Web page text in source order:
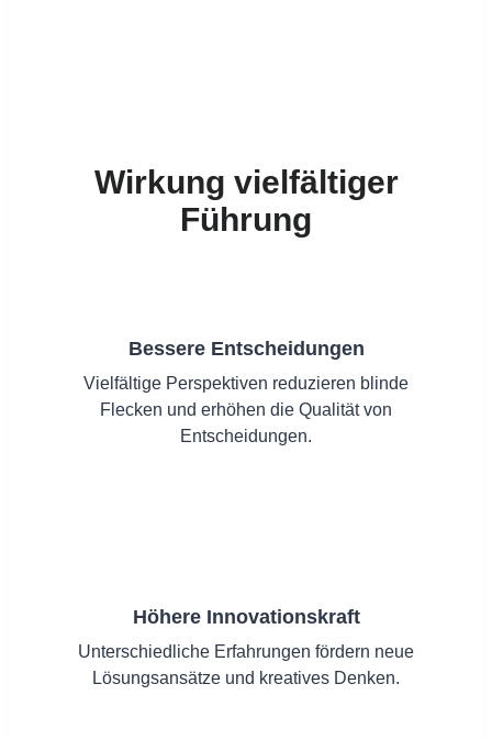
Wirkung vielfältiger
Führung
Bessere Entscheidungen
Vielfältige Perspektiven reduzieren blinde
Flecken und erhöhen die Qualität von
Entscheidungen.
Höhere Innovationskraft
Unterschiedliche Erfahrungen fördern neue
Lösungsansätze und kreatives Denken.